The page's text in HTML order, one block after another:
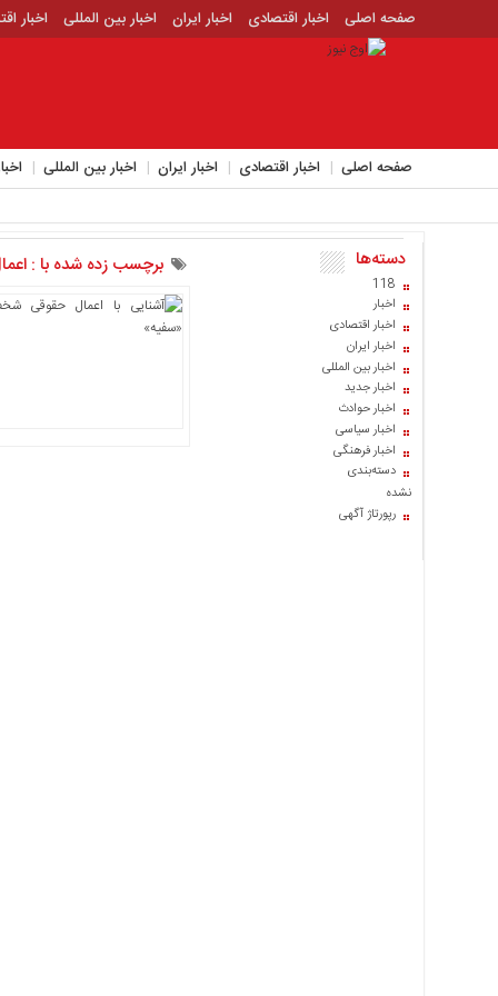
صفحه اصلی اخبار اقتصادی اخبار ایران اخبار بین المللی
اخبار
اخبار جدید
اخبار حوادث
صفحه اصلی اخبار اقتصادی اخبار ایران اخبار بین المللی
صفحه
اقتصادی
دسته‌ها
118
اخبار
اخبار اقتصادی
اخبار ایران
اخبار بین المللی
اخبار جدید
اخبار حوادث
اخبار سیاسی
اخبار فرهنگی
دسته‌بندی
نشده
رپورتاژ آگهی
برچسب زده شده با :